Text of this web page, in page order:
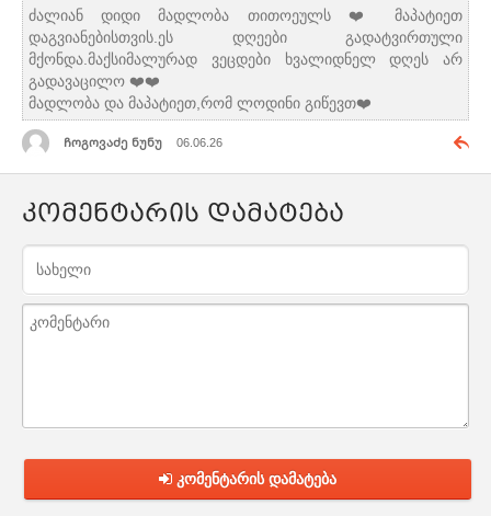
ძალიან დიდი მადლობა თითოეულს ❤️ მაპატიეთ
დაგვიანებისთვის.ეს დღეები გადატვირთული
მქონდა.მაქსიმალურად ვეცდები ხვალიდნელ დღეს არ
გადავაცილო ❤️❤️
მადლობა და მაპატიეთ,რომ ლოდინი გიწევთ❤️
ᲩოგოვაᲫე ნუნუ 06.06.26
კომენტარის დამატება
კომენტარის დამატება